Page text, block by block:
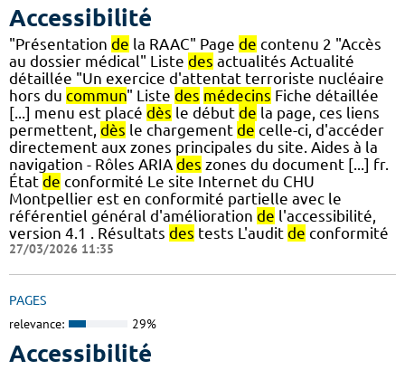
Accessibilité
"Présentation de la RAAC" Page de contenu 2 "Accès
au dossier médical" Liste des actualités Actualité
détaillée "Un exercice d'attentat terroriste nucléaire
hors du commun" Liste des médecins Fiche détaillée
[...] menu est placé dès le début de la page, ces liens
permettent, dès le chargement de celle-ci, d'accéder
directement aux zones principales du site. Aides à la
navigation - Rôles ARIA des zones du document [...] fr.
État de conformité Le site Internet du CHU
Montpellier est en conformité partielle avec le
référentiel général d'amélioration de l'accessibilité,
version 4.1 . Résultats des tests L'audit de conformité
27/03/2026 11:35
PAGES
relevance: 29%
Accessibilité